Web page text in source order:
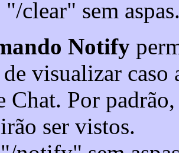
clear" sem
Notify
visualizar caso
Chat. Por
ser vistos.